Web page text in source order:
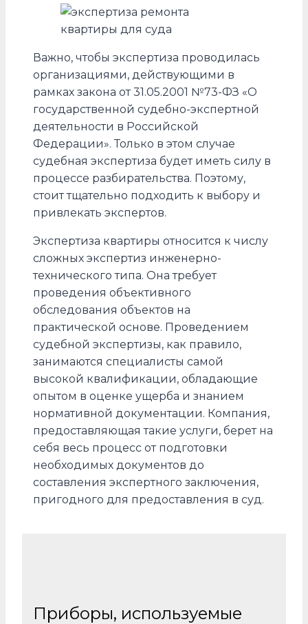
Важно, чтобы экспертиза проводилась
организациями, действующими в
рамках закона от 31.05.2001 №73-ФЗ «О
государственной судебно-экспертной
деятельности в Российской
Федерации». Только в этом случае
судебная экспертиза будет иметь силу в
процессе разбирательства. Поэтому,
стоит тщательно подходить к выбору и
привлекать экспертов.
Экспертиза квартиры относится к числу
сложных экспертиз инженерно-
технического типа. Она требует
проведения объективного
обследования объектов на
практической основе. Проведением
судебной экспертизы, как правило,
занимаются специалисты самой
высокой квалификации, обладающие
опытом в оценке ущерба и знанием
нормативной документации. Компания,
предоставляющая такие услуги, берет на
себя весь процесс от подготовки
необходимых документов до
составления экспертного заключения,
пригодного для предоставления в суд.
Приборы, используемые